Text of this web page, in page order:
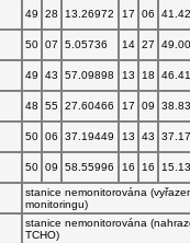
49 28 13.26972 17 06
50 07 5.05736 14 27
49 43 57.09898 13 18
48 55 27.60466 17 09
50 06 37.19449 13 43
50 09 58.55996 16 16
stanice nemonitorována
monitoringu)
stanice nemonitorována
TCHO)